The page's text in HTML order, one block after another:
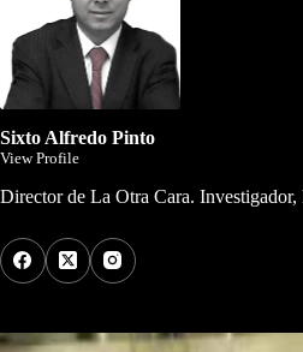
Sixto Alfredo Pinto
View Profile
Director de La Otra Cara. Investigador,